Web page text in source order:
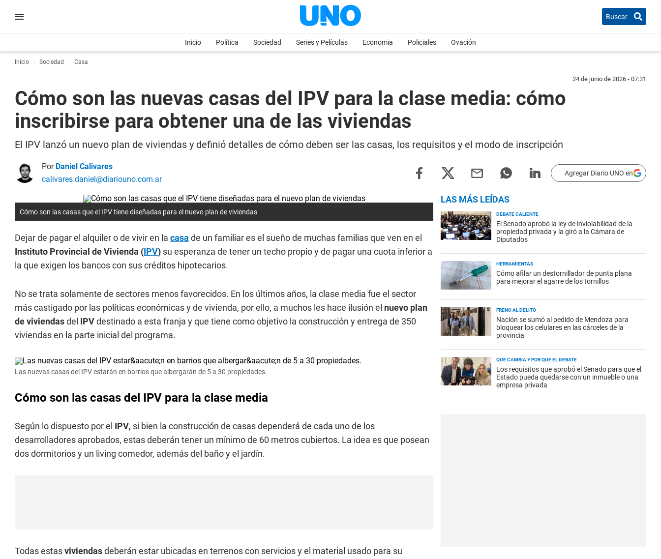
Buscar
Inicio Política Sociedad Series y Películas Economia Policiales Ovación
Inicio Sociedad Casa
24 de junio de 2026 - 07:31
Cómo son las nuevas casas del IPV para la clase media: cómo
inscribirse para obtener una de las viviendas
El IPV lanzó un nuevo plan de viviendas y definió detalles de cómo deben ser las casas, los requisitos y el modo de inscripción
Por Daniel Calivares
calivares.daniel@diariouno.com.ar
Agregar Diario UNO en
Cómo son las casas que el IPV tiene diseñadas para el nuevo plan de viviendas
Dejar de pagar el alquiler o de vivir en la casa de un familiar es el sueño de muchas familias que ven en el
Instituto Provincial de Vivienda (IPV) su esperanza de tener un techo propio y de pagar una cuota inferior a
la que exigen los bancos con sus créditos hipotecarios.
No se trata solamente de sectores menos favorecidos. En los últimos años, la clase media fue el sector
más castigado por las políticas económicas y de vivienda, por ello, a muchos les hace ilusión el nuevo plan
de viviendasdel IPVdestinado a esta franja y que tiene como objetivo la construcción y entrega de 350
viviendas en la parte inicial del programa.
Las nuevas casas del IPV estarán en barrios que albergarán de 5 a 30 propiedades.
Cómo son las casas del IPV para la clase media
Según lo dispuesto por el IPV, si bien la construcción de casas dependerá de cada uno de los
desarrolladores aprobados, estas deberán tener un mínimo de 60 metros cubiertos. La idea es que posean
dos dormitorios y un living comedor, además del baño y el jardín.
Todas estasviviendasdeberán estar ubicadas en terrenos con servicios y el material usado para su
LAS MÁS LEÍDAS
DEBATE CALIENTE
El Senado aprobó la ley de inviolabilidad de la
propiedad privada y la giró a la Cámara de
Diputados
HERRAMIENTAS
Cómo afilar un destornillador de punta plana
para mejorar el agarre de los tornillos
FRENO AL DELITO
Nación se sumó al pedido de Mendoza para
bloquear los celulares en las cárceles de la
provincia
QUÉ CAMBIA Y POR QUÉ EL DEBATE
Los requisitos que aprobó el Senado para que el
Estado pueda quedarse con un inmueble o una
empresa privada